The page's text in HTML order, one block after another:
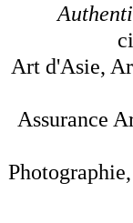
Art d'Asie,
Assurance